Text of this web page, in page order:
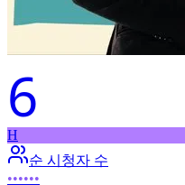
6
H
순 시청자 수
••••••